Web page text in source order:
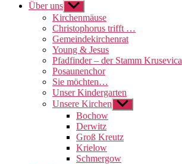
Über uns Untermenü
anzeigen
Kirchenmäuse
Christophorus trifft …
Gemeindekirchenrat
Young & Jesus
Pfadfinder – der Stamm Krusevica
Posaunenchor
Sie möchten…
Unser Kindergarten
Unsere Kirchen Untermenü
anzeigen
Bochow
Derwitz
Groß Kreutz
Krielow
Schmergow